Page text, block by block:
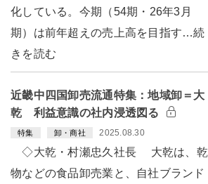
化している。今期（54期・26年3月
期）は前年超えの売上高を目指す…続
きを読む
近畿中四国卸売流通特集：地域卸＝大
乾 利益意識の社内浸透図る
特集 卸・商社 2025.08.30
◇大乾・村瀬忠久社長 大乾は、乾
物などの食品卸売業と、自社ブランド